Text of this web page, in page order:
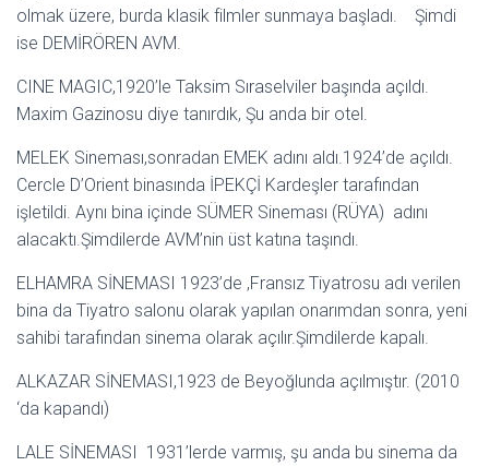
olmak üzere, burda klasik filmler sunmaya başladı. Şimdi
ise DEMİRÖREN AVM.
CINE MAGIC,1920’le Taksim Sıraselviler başında açıldı.
Maxim Gazinosu diye tanırdık, Şu anda bir otel.
MELEK Sineması,sonradan EMEK adını aldı.1924’de açıldı.
Cercle D’Orient binasında İPEKÇİ Kardeşler tarafından
işletildi. Aynı bina içinde SÜMER Sineması (RÜYA) adını
alacaktı.Şimdilerde AVM’nin üst katına taşındı.
ELHAMRA SİNEMASI 1923’de ,Fransız Tiyatrosu adı verilen
bina da Tiyatro salonu olarak yapılan onarımdan sonra, yeni
sahibi tarafından sinema olarak açılır.Şimdilerde kapalı.
ALKAZAR SİNEMASI,1923 de Beyoğlunda açılmıştır. (2010
‘da kapandı)
LALE SİNEMASI 1931’lerde varmış, şu anda bu sinema da